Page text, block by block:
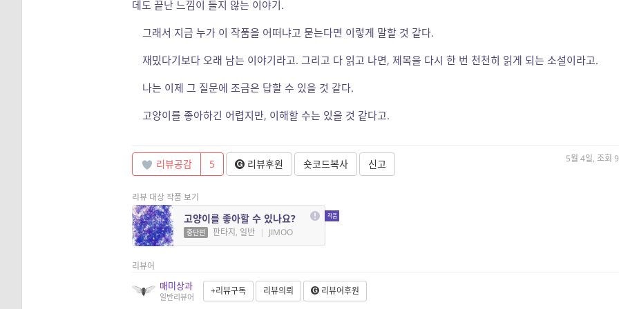
데도 끝난 느낌이 들지 않는 이야기.
그래서 지금 누가 이 작품을 어떠냐고 묻는다면 이렇게 말할 것 같다.
재밌다기보다 오래 남는 이야기라고. 그리고 다 읽고 나면, 제목을 다시 한 번 천천히 읽게 되는 소설이라고.
나는 이제 그 질문에 조금은 답할 수 있을 것 같다.
고양이를 좋아하긴 어렵지만, 이해할 수는 있을 것 같다고.
5월 4일, 조회
리뷰공감 5 리뷰후원 숏코드복사 신고
리뷰 대상 작품 보기
고양이를 좋아할 수 있나요?
중단편 판타지, 일반 | JIMOO
리뷰어
매미상과
일반리뷰어
+리뷰구독 리뷰의뢰 리뷰어후원